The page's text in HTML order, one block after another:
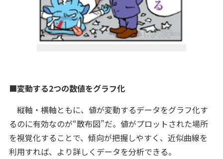
■変動する2つの数値をグラフ化
縦軸・横軸ともに、値が変動するデータをグラフ化す
るのに有効なのが“散布図”だ。値がプロットされた場所
を視覚化することで、傾向が把握しやすく、近似曲線を
利用すれば、より詳しくデータを分析できる。